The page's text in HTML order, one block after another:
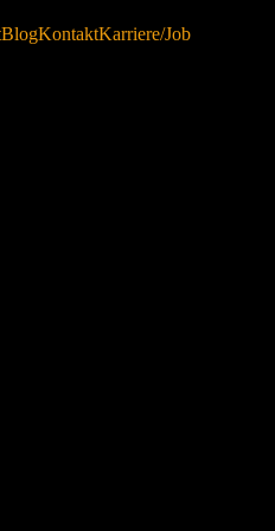
BlogKontaktKarriere/Job